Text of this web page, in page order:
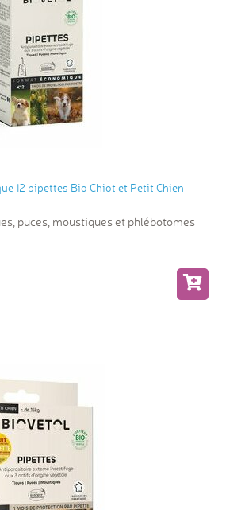
12 pipettes Bio Chiot et Petit Chien
puces, moustiques et phlébotomes